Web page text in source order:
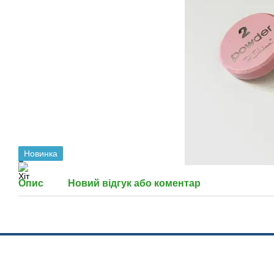
Новинка
Опис Новий відгук або коментар